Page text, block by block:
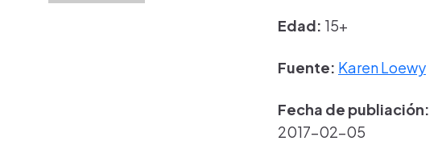
Edad: 15+
Fuente: Karen Loewy
Fecha de publiación:
2017-02-05